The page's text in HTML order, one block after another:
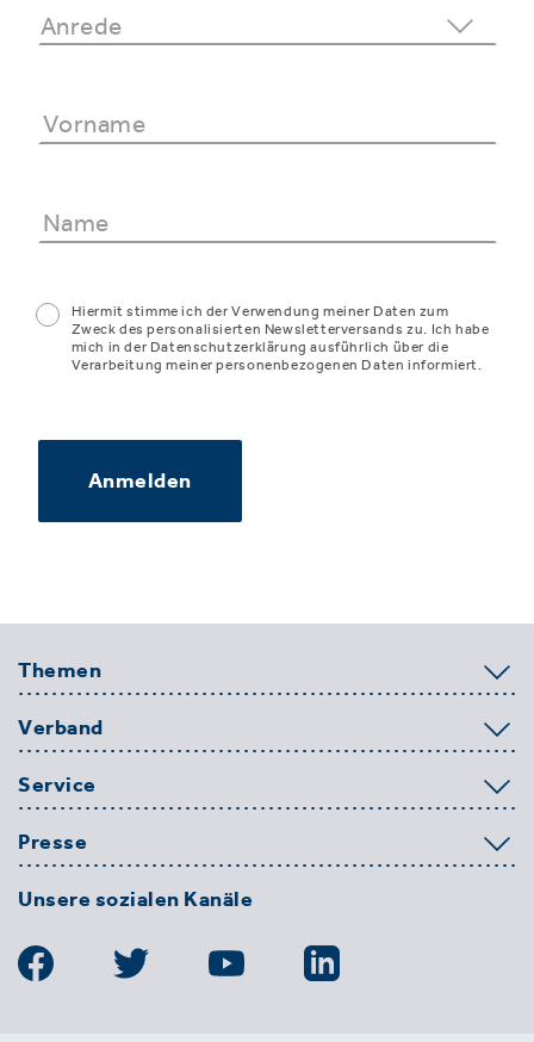
Hiermit stimme ich der Verwendung meiner Daten zum
Zweck des personalisierten Newsletterversands zu. Ich habe
mich in der Datenschutzerklärung ausführlich über die
Verarbeitung meiner personenbezogenen Daten informiert.
Anmelden
Themen
Verband
Service
Presse
Unsere sozialen Kanäle